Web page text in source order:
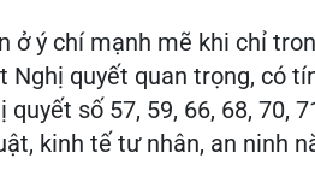
ở ý chí mạnh mẽ khi chỉ
Nghị quyết quan trọng, có
số 57, 59, 66, 68, 70,
kinh tế tư nhân, an ninh